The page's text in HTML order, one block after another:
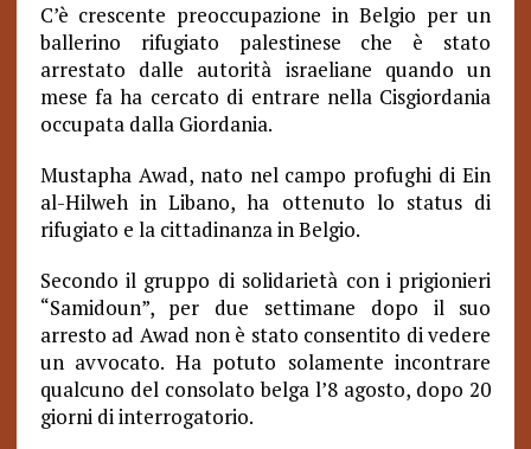
C’è crescente preoccupazione in Belgio per un
ballerino rifugiato palestinese che è stato
arrestato dalle autorità israeliane quando un
mese fa ha cercato di entrare nella Cisgiordania
occupata dalla Giordania.
Mustapha Awad, nato nel campo profughi di Ein
al-Hilweh in Libano, ha ottenuto lo status di
rifugiato e la cittadinanza in Belgio.
Secondo il gruppo di solidarietà con i prigionieri
“Samidoun”, per due settimane dopo il suo
arresto ad Awad non è stato consentito di vedere
un avvocato. Ha potuto solamente incontrare
qualcuno del consolato belga l’8 agosto, dopo 20
giorni di interrogatorio.